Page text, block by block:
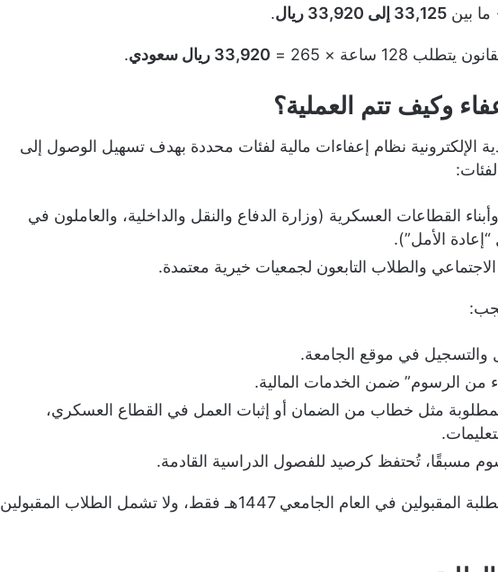
بين 33,125 إلى 33,920 ريال .
128 ساعة × 265 = 33,920 ريال سعودي .
وكيف تتم العملية؟
الإلكترونية نظام إعفاءات مالية لفئات محددة بهدف تسهيل الوصول إلى
القطاعات العسكرية (وزارة الدفاع والنقل والداخلية، والعاملون في
الأمل”).
والطلاب التابعون لجمعيات خيرية معتمدة.
والتسجيل في موقع الجامعة.
من الرسوم” ضمن الخدمات المالية.
مثل خطاب من الضمان أو إثبات العمل في القطاع العسكري،
مسبقًا، تُحتفظ كرصيد للفصول الدراسية القادمة.
عملية الإعفاء تشمل الطلبة المقبولين في العام الجامعي 1447هـ فقط، ولا تشمل الطلاب المقبولين